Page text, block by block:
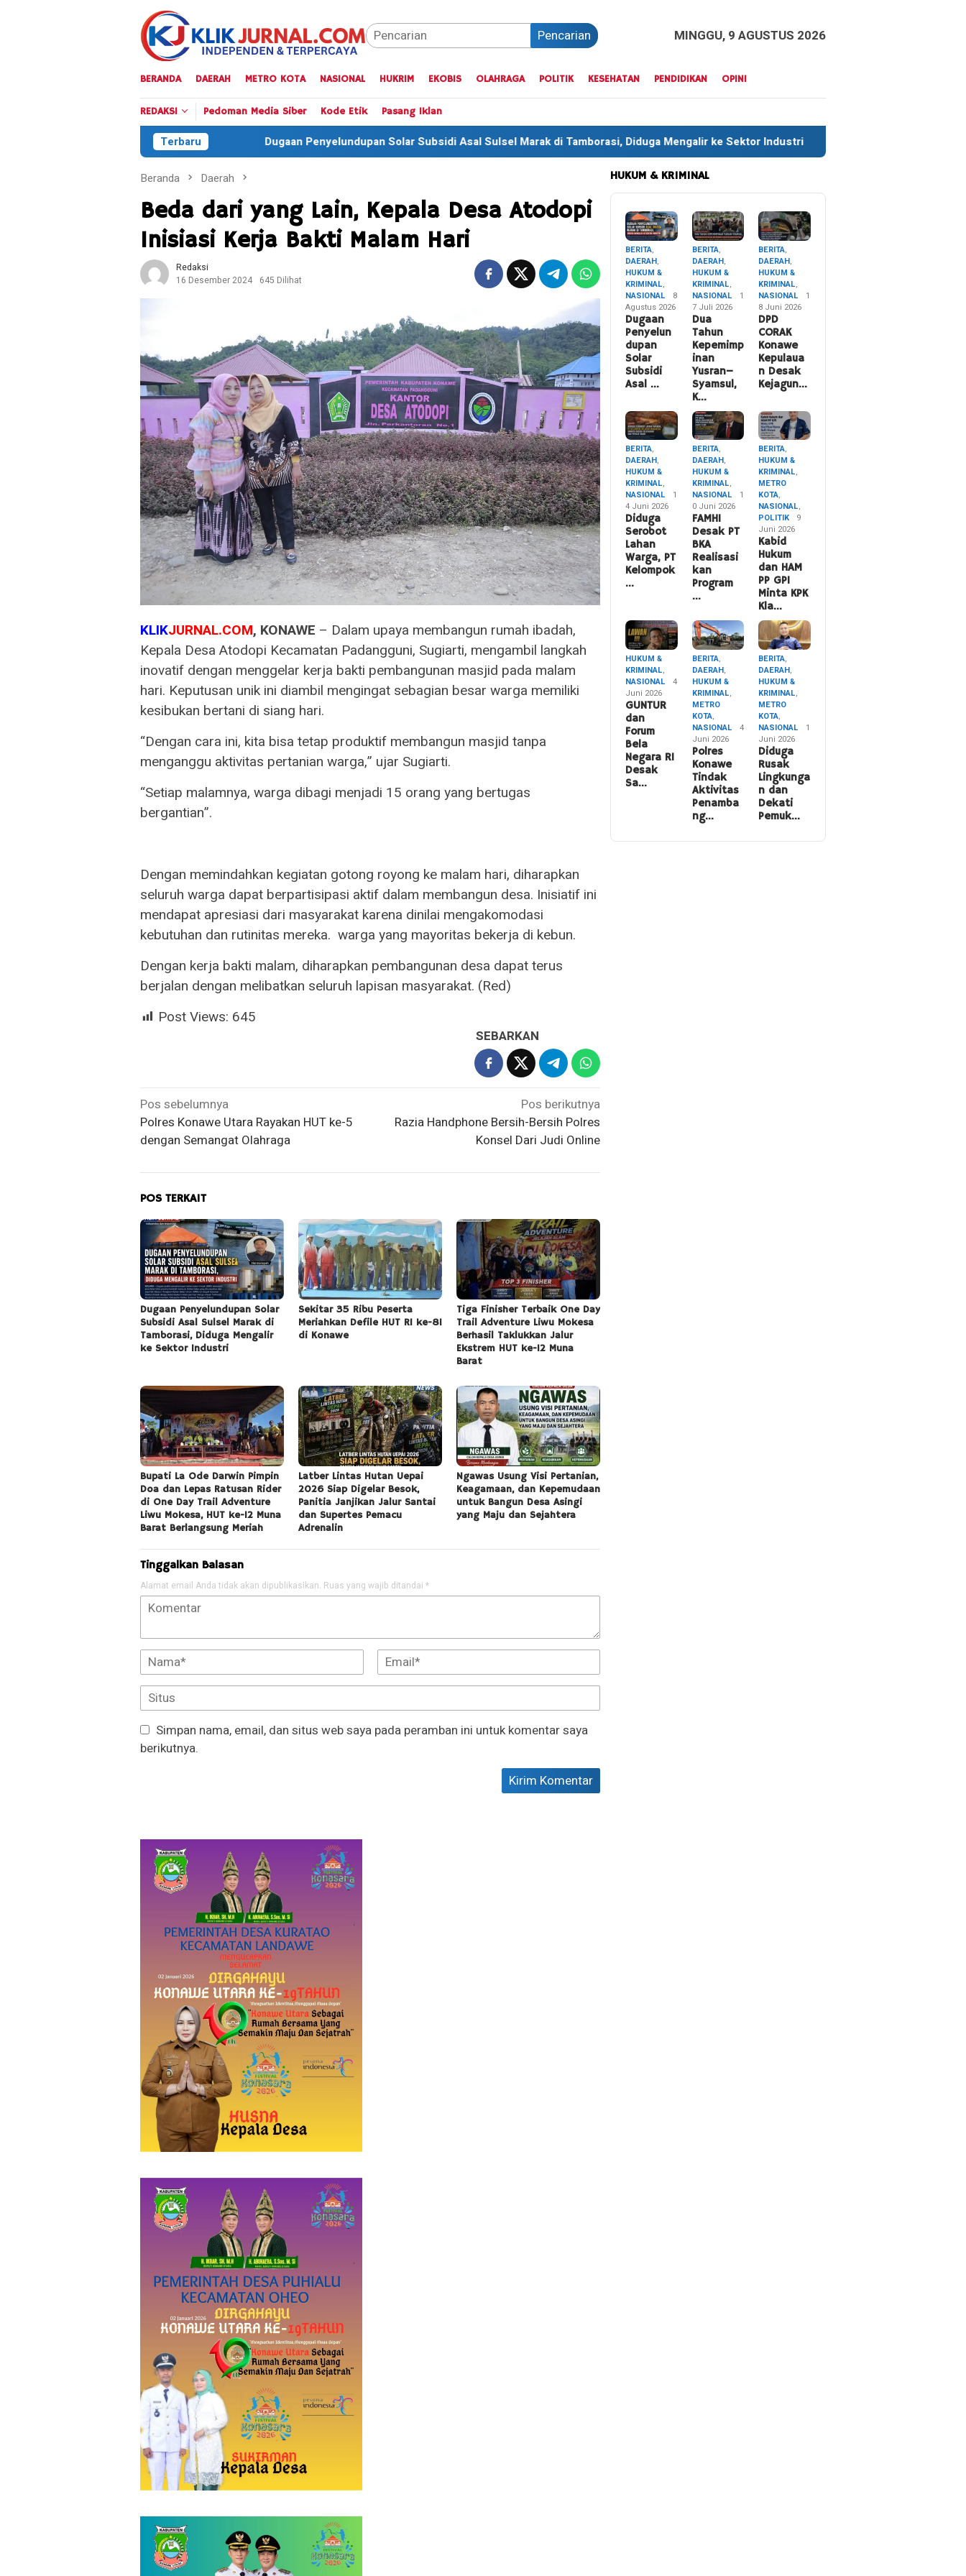
Pencarian MINGGU, 9 AGUSTUS 2026
BERANDA DAERAH METRO KOTA NASIONAL HUKRIM EKOBIS OLAHRAGA POLITIK KESEHATAN PENDIDIKAN OPINI
REDAKSI Pedoman Media Siber Kode Etik Pasang Iklan
Terbaru
Dugaan Penyelundupan Solar Subsidi Asal Sulsel Marak di Tamborasi, Diduga Mengalir ke Sektor Industri Sekitar 35 Ribu Peserta Meriahkan Defile
Beranda Daerah
Beda dari yang Lain, Kepala Desa Atodopi
Inisiasi Kerja Bakti Malam Hari
Redaksi
16 Desember 2024
645 Dilihat
KLIKJURNAL.COM, KONAWE – Dalam upaya membangun rumah ibadah,
Kepala Desa Atodopi Kecamatan Padangguni, Sugiarti, mengambil langkah
inovatif dengan menggelar kerja bakti pembangunan masjid pada malam
hari. Keputusan unik ini diambil mengingat sebagian besar warga memiliki
kesibukan bertani di siang hari.
“Dengan cara ini, kita bisa tetap produktif membangun masjid tanpa
menganggu aktivitas pertanian warga,” ujar Sugiarti.
“Setiap malamnya, warga dibagi menjadi 15 orang yang bertugas
bergantian”.
Dengan memindahkan kegiatan gotong royong ke malam hari, diharapkan
seluruh warga dapat berpartisipasi aktif dalam membangun desa. Inisiatif ini
mendapat apresiasi dari masyarakat karena dinilai mengakomodasi
kebutuhan dan rutinitas mereka. warga yang mayoritas bekerja di kebun.
Dengan kerja bakti malam, diharapkan pembangunan desa dapat terus
berjalan dengan melibatkan seluruh lapisan masyarakat. (Red)
Post Views: 645
SEBARKAN
Navigasi
pos
Pos sebelumnya
Polres Konawe Utara Rayakan HUT ke-5
dengan Semangat Olahraga
Pos berikutnya
Razia Handphone Bersih-Bersih Polres
Konsel Dari Judi Online
POS TERKAIT
Dugaan Penyelundupan Solar
Subsidi Asal Sulsel Marak di
Tamborasi, Diduga Mengalir
ke Sektor Industri
Sekitar 35 Ribu Peserta
Meriahkan Defile HUT RI ke-81
di Konawe
Tiga Finisher Terbaik One Day
Trail Adventure Liwu Mokesa
Berhasil Taklukkan Jalur
Ekstrem HUT ke-12 Muna
Barat
Bupati La Ode Darwin Pimpin
Doa dan Lepas Ratusan Rider
di One Day Trail Adventure
Liwu Mokesa, HUT ke-12 Muna
Barat Berlangsung Meriah
Latber Lintas Hutan Uepai
2026 Siap Digelar Besok,
Panitia Janjikan Jalur Santai
dan Supertes Pemacu
Adrenalin
Ngawas Usung Visi Pertanian,
Keagamaan, dan Kepemudaan
untuk Bangun Desa Asingi
yang Maju dan Sejahtera
Tinggalkan Balasan
Alamat email Anda tidak akan dipublikasikan. Ruas yang wajib ditandai *
Simpan nama, email, dan situs web saya pada peramban ini untuk komentar saya
berikutnya.
HUKUM & KRIMINAL
BERITA,
DAERAH,
HUKUM &
KRIMINAL,
NASIONAL
8
Agustus 2026
Dugaan
Penyelun
dupan
Solar
Subsidi
Asal …
BERITA,
DAERAH,
HUKUM &
KRIMINAL,
NASIONAL
1
7 Juli 2026
Dua
Tahun
Kepemimp
inan
Yusran–
Syamsul,
K…
BERITA,
DAERAH,
HUKUM &
KRIMINAL,
NASIONAL
1
8 Juni 2026
DPD
CORAK
Konawe
Kepulaua
n Desak
Kejagun…
BERITA,
DAERAH,
HUKUM &
KRIMINAL,
NASIONAL
1
4 Juni 2026
Diduga
Serobot
Lahan
Warga, PT
Kelompok
…
BERITA,
DAERAH,
HUKUM &
KRIMINAL,
NASIONAL
1
0 Juni 2026
FAMHI
Desak PT
BKA
Realisasi
kan
Program
…
BERITA,
HUKUM &
KRIMINAL,
METRO
KOTA,
NASIONAL,
POLITIK
9
Juni 2026
Kabid
Hukum
dan HAM
PP GPI
Minta KPK
Kla…
HUKUM &
KRIMINAL,
NASIONAL
4
Juni 2026
GUNTUR
dan
Forum
Bela
Negara RI
Desak
Sa…
BERITA,
DAERAH,
HUKUM &
KRIMINAL,
METRO
KOTA,
NASIONAL
4
Juni 2026
Polres
Konawe
Tindak
Aktivitas
Penamba
ng…
BERITA,
DAERAH,
HUKUM &
KRIMINAL,
METRO
KOTA,
NASIONAL
1
Juni 2026
Diduga
Rusak
Lingkunga
n dan
Dekati
Pemuk…